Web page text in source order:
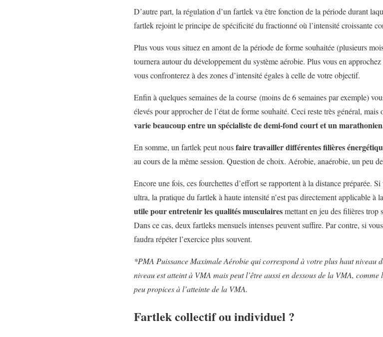
D’autre part, la régulation d’un fartlek va être fonction de la période durant
fartlek rejoint le principe de spécificité du fractionné où l’intensité croissante
Plus vous vous situez en amont de la période de forme souhaitée (plusieurs
tournera autour du développement du système aérobie. Plus vous en
vous confronterez à des zones d’intensité égales à celle de votre objectif.
Enfin à quelques semaines de la course (moins de 6 semaines par exemple)
élevés pour approcher de l’état de forme souhaité. Ceci reste très général,
varie beaucoup entre un spécialiste de demi-fond court et un
En somme, un fartlek peut nousfaire travailler différentes filières
au cours de la même session. Question de choix. Aérobie, anaérobie, un peu
Encore une fois, ces fourchettes d’effort se rapportent à la distance préparée.
ultra, la pratique du fartlek à haute intensité n’est pas directement applicable à
utile pour entretenir les qualités musculairesmettant en jeu des filières
Dans ce cas, deux fartleks mensuels intenses peuvent suffire. Par contre, si
faudra répéter l’exercice plus souvent.
*PMA Puissance Maximale Aérobie qui correspond à votre plus haut niveau
niveau est atteint à VMA mais peut l’être aussi en dessous de la VMA,
peu propices à l’atteinte de la VMA.
Fartlek collectif ou individuel ?